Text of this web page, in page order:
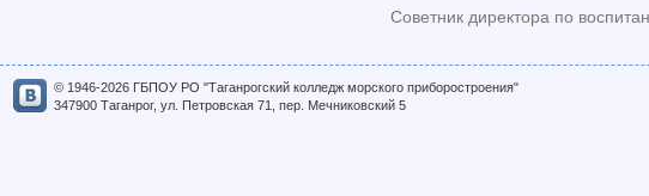
Советник директора по
© 1946-2026 ГБПОУ РО "Таганрогский колледж морского приборостроения"
347900 Таганрог, ул. Петровская 71, пер. Мечниковский 5